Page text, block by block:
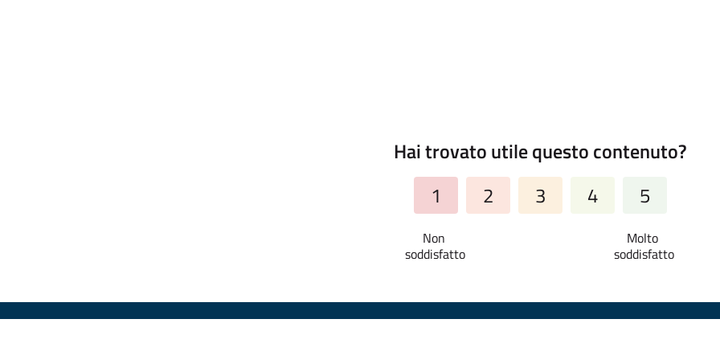
Hai trovato utile questo contenuto?
1
2 3 4 5